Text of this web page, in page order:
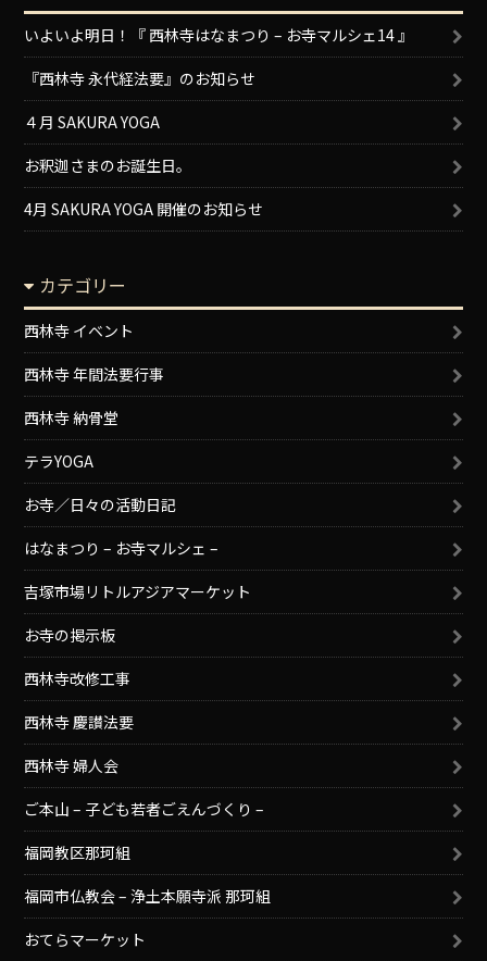
いよいよ明日！『 西林寺はなまつり – お寺マルシェ14 』
『西林寺 永代経法要』のお知らせ
４月 SAKURA YOGA
お釈迦さまのお誕生日。
4月 SAKURA YOGA 開催のお知らせ
カテゴリー
西林寺 イベント
西林寺 年間法要行事
西林寺 納骨堂
テラYOGA
お寺／日々の活動日記
はなまつり – お寺マルシェ –
吉塚市場リトルアジアマーケット
お寺の掲示板
西林寺改修工事
西林寺 慶讃法要
西林寺 婦人会
ご本山 – 子ども若者ごえんづくり –
福岡教区那珂組
福岡市仏教会 – 浄土本願寺派 那珂組
おてらマーケット